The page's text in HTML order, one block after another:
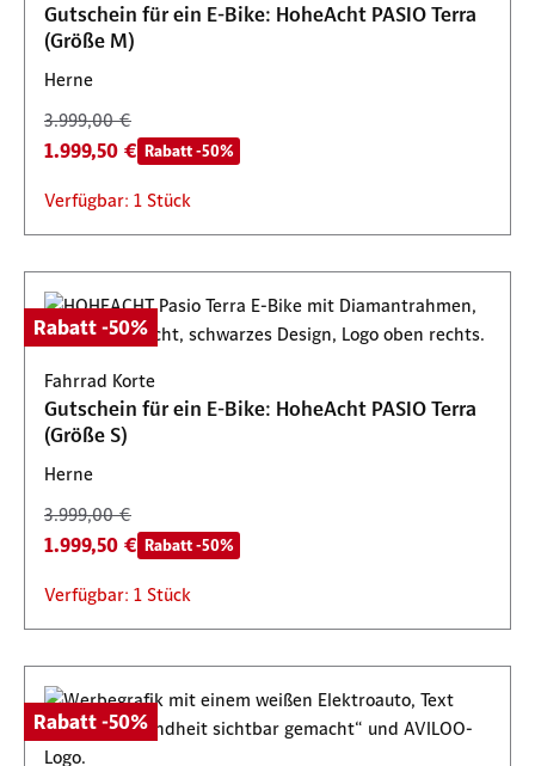
Gutschein für ein E-Bike: HoheAcht PASIO Terra
(Größe M)
Herne
3.999,00 €
1.999,50 € Rabatt -50%
Verfügbar: 1 Stück
Rabatt -50%
Fahrrad Korte
Gutschein für ein E-Bike: HoheAcht PASIO Terra
(Größe S)
Herne
3.999,00 €
1.999,50 € Rabatt -50%
Verfügbar: 1 Stück
Rabatt -50%